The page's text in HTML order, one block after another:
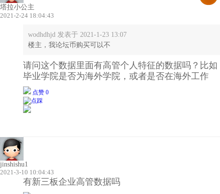
塔拉小公主
2021-2-24 18:04:43
wodhdhjd 发表于 2021-1-23 13:07
楼主，我论坛币购买可以不
请问这个数据里面有高管个人特征的数据吗？比如
毕业学院是否为海外学院，或者是否在海外工作
点赞 0
jinshishu1
2021-3-10 10:04:43
有新三板企业高管数据吗